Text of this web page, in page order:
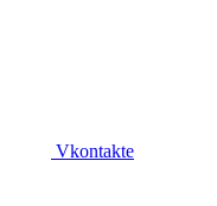
Vkontakte